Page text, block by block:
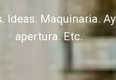
Maquinaria.
apertura. Etc.